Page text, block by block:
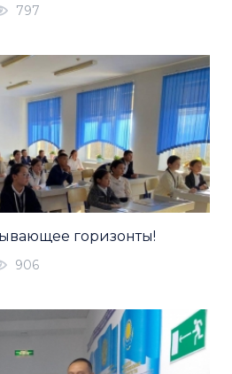
797
горизонты!
906